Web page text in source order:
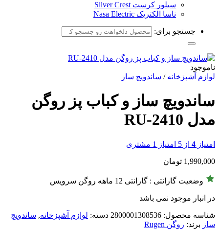
سیلور کرست Silver Crest
ناسا الکتریک Nasa Electric
جستجو برای:
ناموجود
لوازم آشپزخانه / ساندویچ ساز
ساندویچ ساز و کباب پز روگن
مدل RU-2410
امتیاز 4 از 5 امتیاز 1 مشتری
1,990,000 تومان
وضعیت گارانتی : گارانتی 12 ماهه روگن سرویس
در انبار موجود نمی باشد
شناسه محصول: 2800001308536 دسته: لوازم آشپزخانه, ساندویچ
ساز برند: روگن Rugen